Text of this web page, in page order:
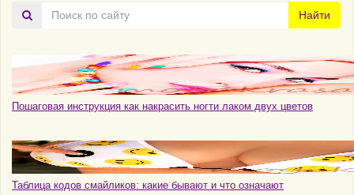
Поиск
по
Найти
Пошаговая инструкция как накрасить ногти лаком двух цветов
Таблица кодов смайликов: какие бывают и что означают